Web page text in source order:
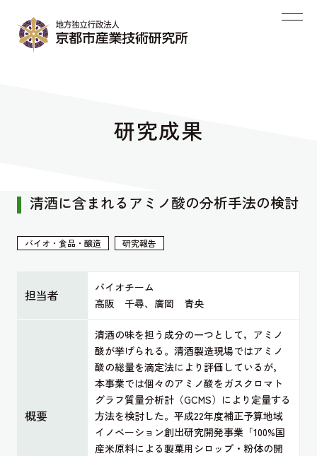
研究成果
清酒に含まれるアミノ酸の分析手法の検討
バイオ・食品・醸造 研究報告
担当者
バイオチーム
高阪 千尋、廣岡 青央
概要
清酒の味を担う成分の一つとして，アミノ
酸が挙げられる。清酒製造現場ではアミノ
酸の総量を滴定法により評価しているが，
本事業では個々のアミノ酸をガスクロマト
グラフ質量分析計（GCMS）により定量する
方法を検討した。平成22年度補正予算地域
イノベーション創出研究開発事業「100%国
産米原料による製菓用シロップ・粉体の開